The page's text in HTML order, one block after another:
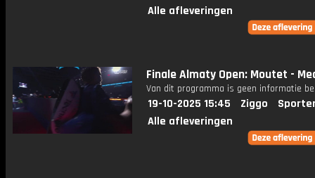
Alle afleveringen
Finale Almaty Open: Moutet -
Van dit programma is geen informatie
19-10-2025 15:45 Ziggo
Alle afleveringen